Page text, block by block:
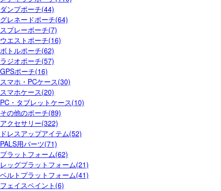
ダンプポーチ(44)
グレネードポーチ(64)
スプレーポーチ(7)
ウエストポーチ(16)
ボトルポーチ(62)
ラジオポーチ(57)
GPSポーチ(16)
スマホ・PCケース(30)
スマホケース(20)
PC・タブレットケース(10)
その他のポーチ(89)
アクセサリー(322)
ドレスアップアイテム(52)
PALS用パーツ(71)
プラットフォーム(62)
レッグプラットフォーム(21)
ベルトプラットフォーム(41)
フェイスペイント(6)